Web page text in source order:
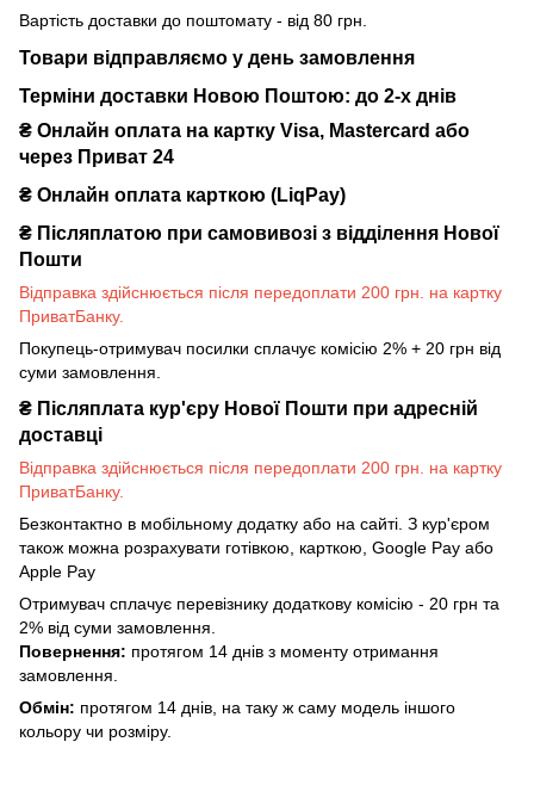
Вартість доставки до поштомату - від 80 грн.
Товари відправляємо у день замовлення
Терміни доставки Новою Поштою: до 2-х днів
₴ Онлайн оплата на картку Visa, Mastercard або
через Приват 24
₴ Онлайн оплата карткою (LiqPay)
₴ Післяплатою при самовивозі з відділення Нової
Пошти
Відправка здійснюється після передоплати 200 грн. на картку
ПриватБанку.
Покупець-отримувач посилки сплачує комісію 2% + 20 грн від
суми замовлення.
₴ Післяплата кур'єру Нової Пошти при адресній
доставці
Відправка здійснюється після передоплати 200 грн. на картку
ПриватБанку.
Безконтактно в мобільному додатку або на сайті. З кур'єром
також можна розрахувати готівкою, карткою, Google Pay або
Apple Pay
Отримувач сплачує перевізнику додаткову комісію - 20 грн та
2% від суми замовлення.
Повернення: протягом 14 днів з моменту отримання
замовлення.
Обмін: протягом 14 днів, на таку ж саму модель іншого
кольору чи розміру.